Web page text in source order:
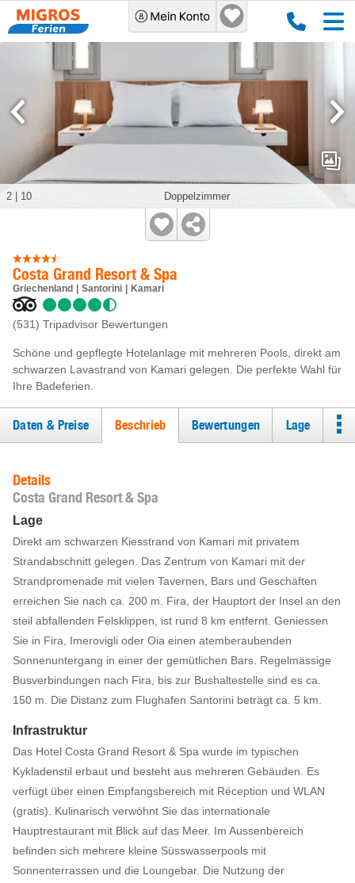
Costa Grand Resort & Spa
Griechenland Santorini Kamari
(531) Tripadvisor Bewertungen
Schöne und gepflegte Hotelanlage mit mehreren Pools, direkt am
schwarzen Lavastrand von Kamari gelegen. Die perfekte Wahl für
Ihre Badeferien.
Doppelzimmer
2 10
Daten & Preise Beschrieb Bewertungen Lage
Details
Costa Grand Resort & Spa
Lage
Direkt am schwarzen Kiesstrand von Kamari mit privatem
Strandabschnitt gelegen. Das Zentrum von Kamari mit der
Strandpromenade mit vielen Tavernen, Bars und Geschäften
erreichen Sie nach ca. 200 m. Fira, der Hauptort der Insel an den
steil abfallenden Felsklippen, ist rund 8 km entfernt. Geniessen
Sie in Fira, Imerovigli oder Oia einen atemberaubenden
Sonnenuntergang in einer der gemütlichen Bars. Regelmässige
Busverbindungen nach Fira, bis zur Bushaltestelle sind es ca.
150 m. Die Distanz zum Flughafen Santorini beträgt ca. 5 km.
Infrastruktur
Das Hotel Costa Grand Resort & Spa wurde im typischen
Kykladenstil erbaut und besteht aus mehreren Gebäuden. Es
verfügt über einen Empfangsbereich mit Réception und WLAN
(gratis). Kulinarisch verwöhnt Sie das internationale
Hauptrestaurant mit Blick auf das Meer. Im Aussenbereich
befinden sich mehrere kleine Süsswasserpools mit
Sonnenterrassen und die Loungebar. Die Nutzung der